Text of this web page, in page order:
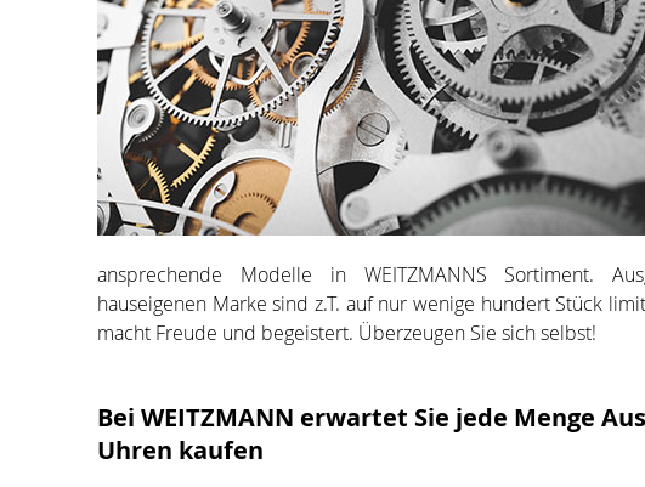
ansprechende Modelle in WEITZMANNS Sortiment.
hauseigenen Marke sind z.T. auf nur wenige hundert Stück
macht Freude und begeistert. Überzeugen Sie sich selbst!
Bei WEITZMANN erwartet Sie jede Menge
Uhren kaufen